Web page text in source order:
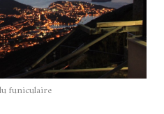
funiculaire